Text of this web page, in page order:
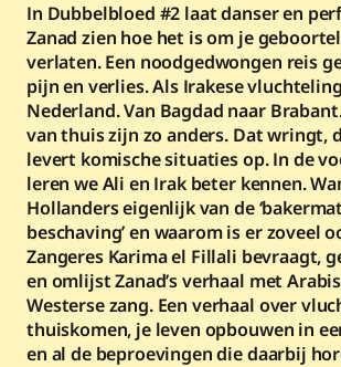
In Dubbelbloed #2 laat danser en
Zanad zien hoe het is om je
verlaten. Een noodgedwongen reis
pijn en verlies. Als Irakese
Nederland. Van Bagdad naar
van thuis zijn zo anders. Dat wringt,
levert komische situaties op. In de
leren we Ali en Irak beter kennen.
Hollanders eigenlijk van de
beschaving’ en waarom is er zoveel
Zangeres Karima el Fillali bevraagt,
en omlijst Zanad’s verhaal met
Westerse zang. Een verhaal over
thuiskomen, je leven opbouwen in
en al de beproevingen die daarbij